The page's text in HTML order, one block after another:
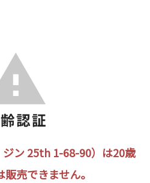
ン 25th 1-68-90）は20歳
売できません。